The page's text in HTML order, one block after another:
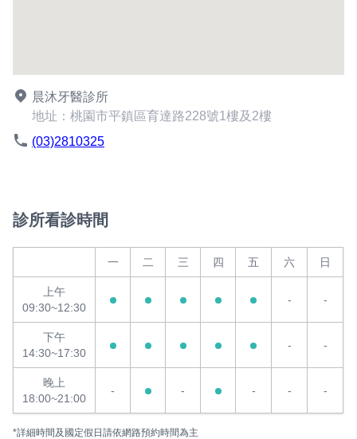
晨沐牙醫診所
地址：桃園市平鎮區育達路228號1樓及2樓
(03)2810325
診所看診時間
一 二 三 四 五 六 日
上午
09:30~12:30
- -
下午
14:30~17:30
- -
晚上
18:00~21:00
- - - - -
*詳細時間及國定假日請依網路預約時間為主